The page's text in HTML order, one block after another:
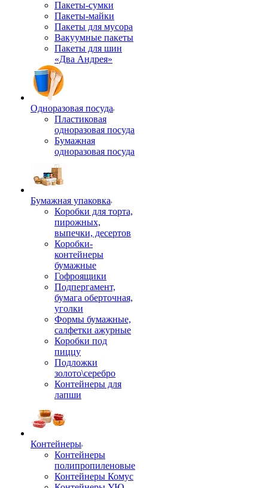
Пакеты-сумки
Пакеты-майки
Пакеты для мусора
Вакуумные пакеты
Пакеты для шин
«Два Андрея»
Одноразовая посуда
Пластиковая
одноразовая посуда
Бумажная
одноразовая посуда
Бумажная упаковка
Коробки для торта,
пирожных,
выпечки, десертов
Коробки-
контейнеры
бумажные
Гофроящики
Подпергамент,
бумага оберточная,
уголки
Формы бумажные,
салфетки ажурные
Коробки под
пиццу
Подложки
золото\серебро
Контейнеры для
лапши
Контейнеры
Контейнеры
полипропиленовые
Контейнеры Комус